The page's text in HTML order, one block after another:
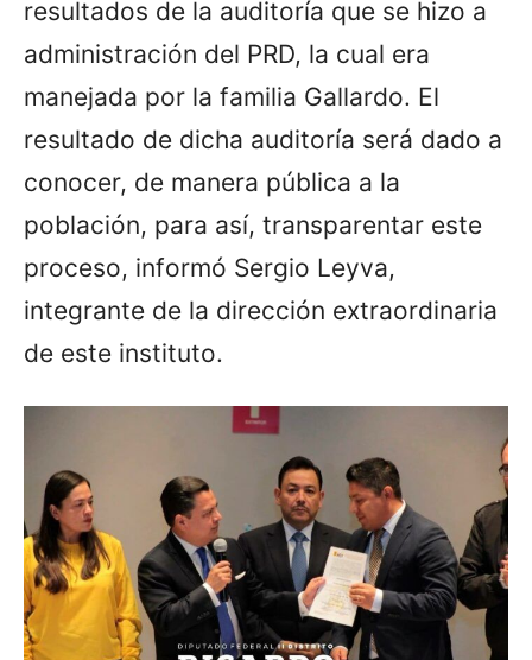
resultados de la auditoría que se hizo a
administración del PRD, la cual era
manejada por la familia Gallardo. El
resultado de dicha auditoría será dado a
conocer, de manera pública a la
población, para así, transparentar este
proceso, informó Sergio Leyva,
integrante de la dirección extraordinaria
de este instituto.